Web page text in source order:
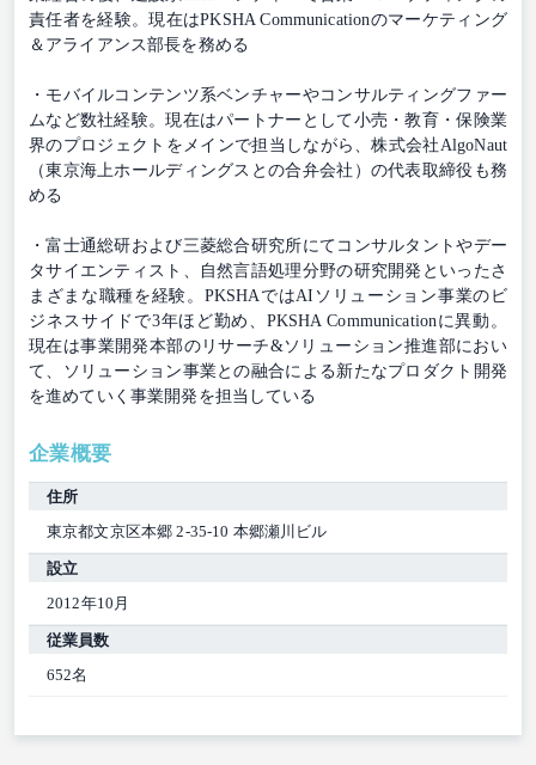
責任者を経験。現在はPKSHA Communicationのマーケティング
＆アライアンス部長を務める
・モバイルコンテンツ系ベンチャーやコンサルティングファー
ムなど数社経験。現在はパートナーとして小売・教育・保険業
界のプロジェクトをメインで担当しながら、株式会社AlgoNaut
（東京海上ホールディングスとの合弁会社）の代表取締役も務
める
・富士通総研および三菱総合研究所にてコンサルタントやデー
タサイエンティスト、自然言語処理分野の研究開発といったさ
まざまな職種を経験。PKSHAではAIソリューション事業のビ
ジネスサイドで3年ほど勤め、PKSHA Communicationに異動。
現在は事業開発本部のリサーチ&ソリューション推進部におい
て、ソリューション事業との融合による新たなプロダクト開発
を進めていく事業開発を担当している
企業概要
住所
東京都文京区本郷 2-35-10 本郷瀬川ビル
設立
2012年10月
従業員数
652名